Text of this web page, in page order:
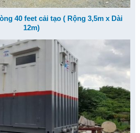
40 feet cải tạo ( Rộng 3,5m x Dài
12m)